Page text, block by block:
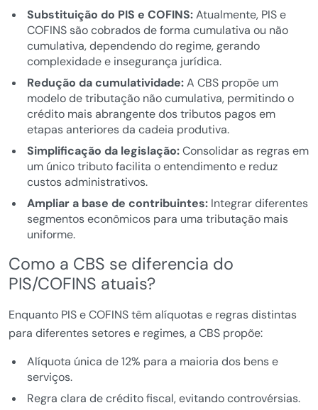
Substituição do PIS e COFINS:Atualmente, PIS e
COFINS são cobrados de forma cumulativa ou não
cumulativa, dependendo do regime, gerando
complexidade e insegurança jurídica.
Redução da cumulatividade:A CBS propõe um
modelo de tributação não cumulativa, permitindo o
crédito mais abrangente dos tributos pagos em
etapas anteriores da cadeia produtiva.
Simplificação da legislação:Consolidar as regras em
um único tributo facilita o entendimento e reduz
custos administrativos.
Ampliar a base de contribuintes:Integrar diferentes
segmentos econômicos para uma tributação mais
uniforme.
Como a CBS se diferencia do
PIS/COFINS atuais?
Enquanto PIS e COFINS têm alíquotas e regras distintas
para diferentes setores e regimes, a CBS propõe:
Alíquota única de 12% para a maioria dos bens e
serviços.
Regra clara de crédito fiscal, evitando controvérsias.